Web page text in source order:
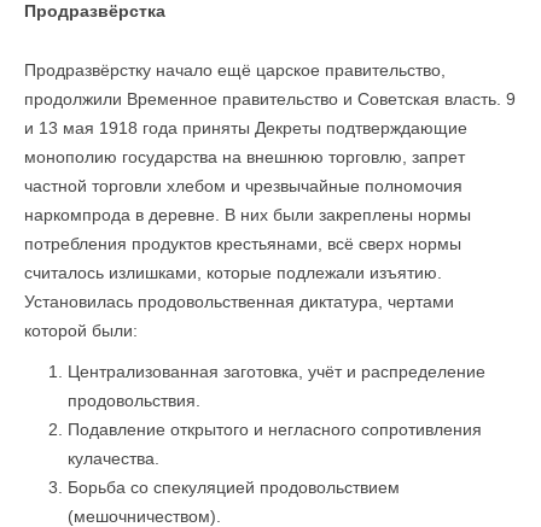
Продразвёрстка
Продразвёрстку начало ещё царское правительство,
продолжили Временное правительство и Советская власть. 9
и 13 мая 1918 года приняты Декреты подтверждающие
монополию государства на внешнюю торговлю, запрет
частной торговли хлебом и чрезвычайные полномочия
наркомпрода в деревне. В них были закреплены нормы
потребления продуктов крестьянами, всё сверх нормы
считалось излишками, которые подлежали изъятию.
Установилась продовольственная диктатура, чертами
которой были:
Централизованная заготовка, учёт и распределение
продовольствия.
Подавление открытого и негласного сопротивления
кулачества.
Борьба со спекуляцией продовольствием
(мешочничеством).